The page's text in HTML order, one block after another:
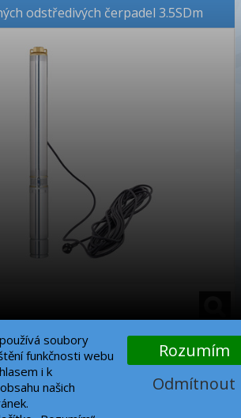
odstředivých čerpadel 3.5SDm
Nahoru
info@alfapumpy.cz
soubory
funkčnosti webu
i k
našich
Rozumím
Odmítnout